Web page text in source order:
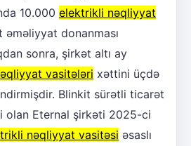
10.000 elektrikli nəqliyyat
əməliyyat donanması
sonra, şirkət altı ay
vasitələri xəttini üçdə
Blinkit sürətli ticarət
olan Eternal şirkəti 2025-ci
nəqliyyat vasitəsi əsaslı